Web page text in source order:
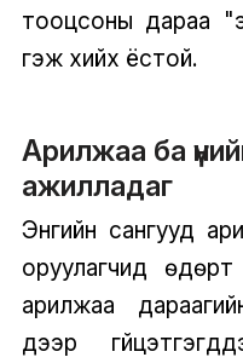
тооцсоны дараа
гэж хийх ёстой.
Арилжаа ба
ажилладаг
Энгийн сангууд
оруулагчид
арилжаа
дээр